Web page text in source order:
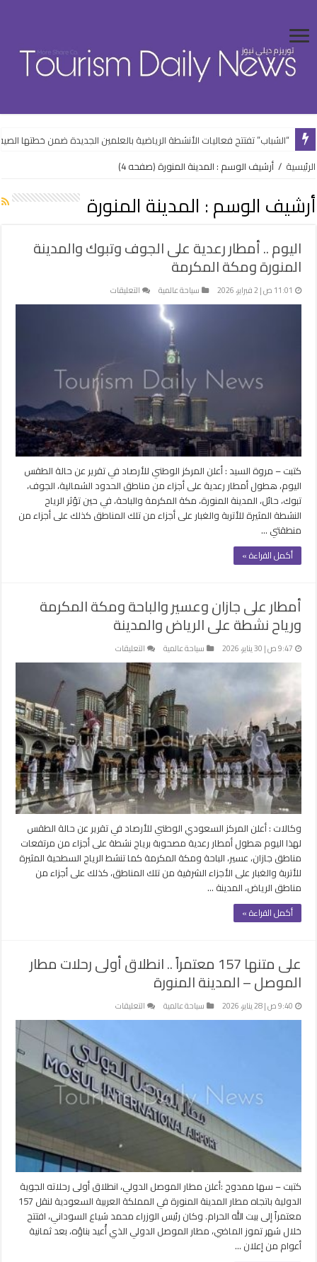
“الشباب” تفتتح فعاليات الأنشطة الرياضية بالعلمين الجديدة ضمن خطتها
الرئيسية / أرشيف الوسم : المدينة المنورة (صفحه 4)
أرشيف الوسم : المدينة المنورة
اليوم .. أمطار رعدية على الجوف وتبوك والمدينة
المنورة ومكة المكرمة
11:01 ص | 2 فبراير، 2026 سياحة عالمية التعليقات
اليوم
الجوف
وتبوك
والمدينة
المنورة
ومكة
المكرمة
مغلقة
كتبت – مروة السيد : أعلن المركز الوطني للأرصاد في تقرير عن حالة الطقس
اليوم، هطول أمطار رعدية على أجزاء من مناطق الحدود الشمالية، الجوف،
تبوك، حائل، المدينة المنورة، مكة المكرمة والباحة، في حين تؤثر الرياح
النشطة المثيرة للأتربة والغبار على أجزاء من تلك المناطق كذلك على أجزاء من
منطقتي …
أكمل القراءة »
أمطار على جازان وعسير والباحة ومكة المكرمة
ورياح نشطة على الرياض والمدينة
9:47 ص | 30 يناير، 2026 سياحة عالمية التعليقات
أمطار
جازان
وعسير
والباحة
ومكة
المكرمة
ورياح
نشطة
على
الرياض
والمدينة
مغلقة
وكالات : أعلن المركز السعودي الوطني للأرصاد في تقرير عن حالة الطقس
لهذا اليوم هطول أمطار رعدية مصحوبة برياح نشطة على أجزاء من مرتفعات
مناطق جازان، عسير، الباحة ومكة المكرمة كما تنشط الرياح السطحية المثيرة
للأتربة والغبار على الأجزاء الشرقية من تلك المناطق، كذلك على أجزاء من
مناطق الرياض، المدينة …
أكمل القراءة »
على متنها 157 معتمراً .. انطلاق أولى رحلات مطار
الموصل – المدينة المنورة
9:40 ص | 28 يناير، 2026 سياحة عالمية التعليقات
على
157
معتمراً
..
انطلاق
أولى
الموصل
–
المدينة
المنورة
مغلقة
كتبت – سها ممدوح :أعلن مطار الموصل الدولي، انطلاق أولى رحلاته الجوية
الدولية باتجاه مطار المدينة المنورة في المملكة العربية السعودية لنقل 157
معتمراً إلى بيت الله الحرام. وكان رئيس الوزراء محمد شياع السوداني، افتتح
خلال شهر تموز الماضي، مطار الموصل الدولي الذي أُعيد بناؤه، بعد ثمانية
أعوام من إعلان …